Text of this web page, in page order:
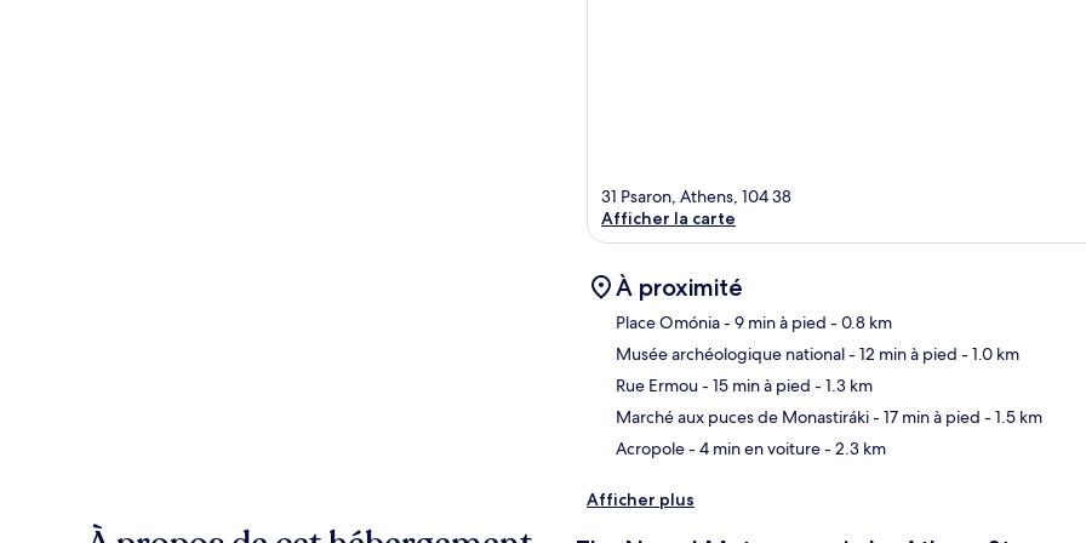
31 Psaron, Athens, 104 38
Afficher la carte
À proximité
Place Omónia- 9 min à pied - 0.8 km
Musée archéologique national- 12 min à pied - 1.0 km
Rue Ermou- 15 min à pied - 1.3 km
Marché aux puces de Monastiráki- 17 min à pied - 1.5 km
Acropole- 4 min en voiture- 2.3 km
Afficher plus